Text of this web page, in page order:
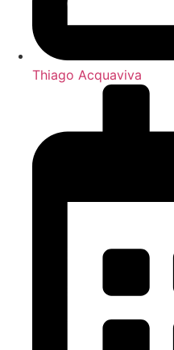
Thiago Acquaviva